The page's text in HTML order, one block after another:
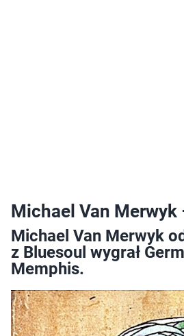
Michael Van Merwyk
Michael Van Merwyk
z Bluesoul wygrał
Memphis.